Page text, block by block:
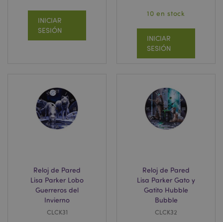
INICIAR
SESIÓN
10 en stock
INICIAR
SESIÓN
Reloj de Pared
Lisa Parker Lobo
Guerreros del
Invierno
CLCK31
Reloj de Pared
Lisa Parker Gato y
Gatito Hubble
Bubble
CLCK32